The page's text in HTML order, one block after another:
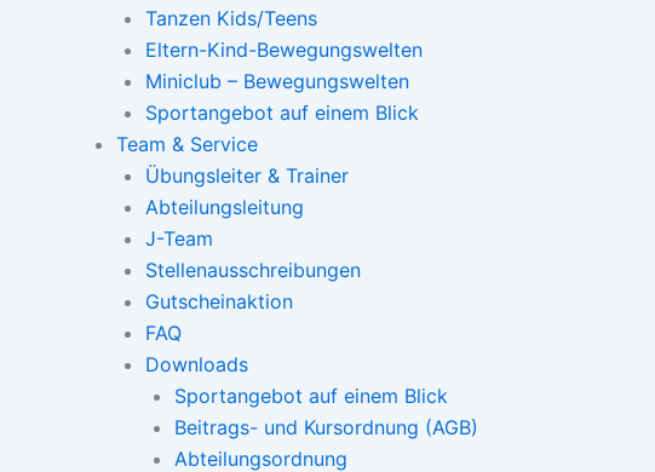
Tanzen Kids/Teens
Eltern-Kind-Bewegungswelten
Miniclub – Bewegungswelten
Sportangebot auf einem Blick
Team & Service
Übungsleiter & Trainer
Abteilungsleitung
J-Team
Stellenausschreibungen
Gutscheinaktion
FAQ
Downloads
Sportangebot auf einem Blick
Beitrags- und Kursordnung (AGB)
Abteilungsordnung